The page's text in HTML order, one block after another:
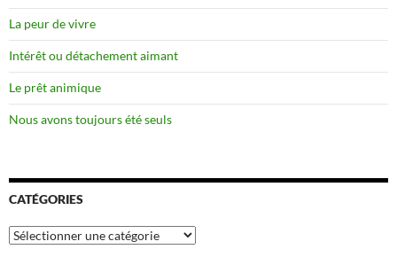
La peur de vivre
Intérêt ou détachement aimant
Le prêt animique
Nous avons toujours été seuls
CATÉGORIES
Catégories